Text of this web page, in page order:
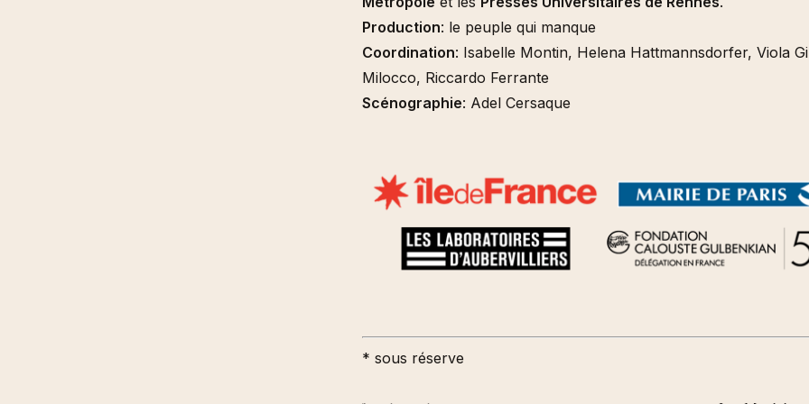
Production: le peuple qui manque
Coordination: Isabelle Montin, Helena Hattmannsdorfer, Viola
Milocco, Riccardo Ferrante
Scénographie: Adel Cersaque
* sous réserve